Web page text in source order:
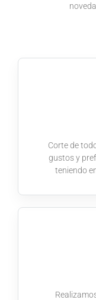
Blog
Corte de
gustos y
teniendo